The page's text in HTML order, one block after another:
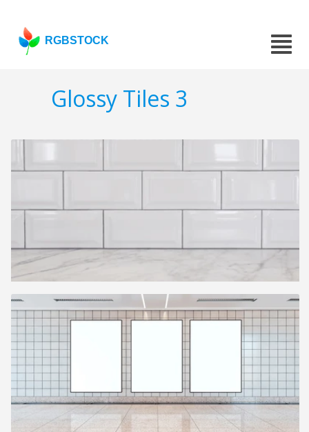
RGBSTOCK
Glossy Tiles 3